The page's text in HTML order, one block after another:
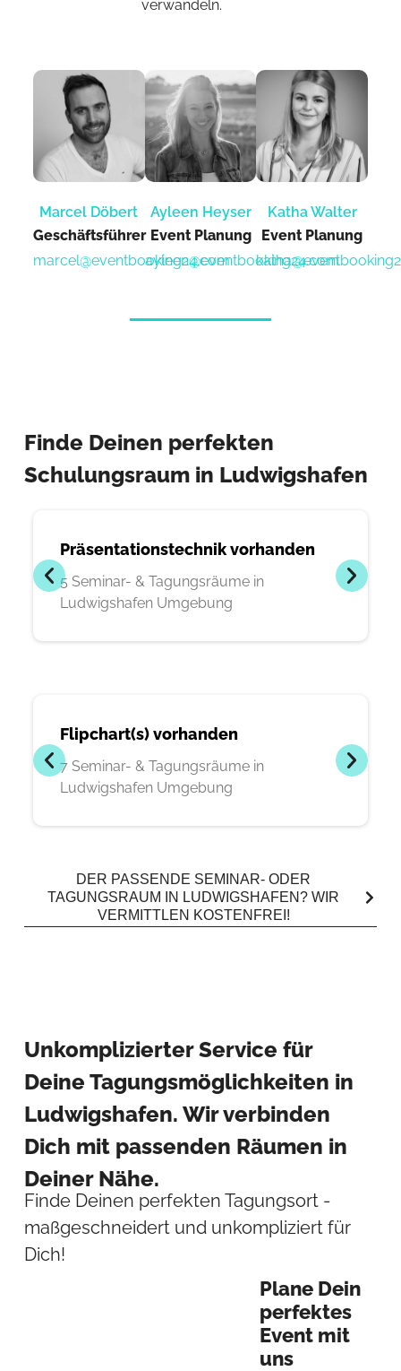
verwandeln.
Marcel Döbert
Geschäftsführer
marcel@eventbooking24.com
Ayleen Heyser
Event Planung​
ayleen@eventbooking24.com
Katha Walter
Event Planung​
Finde Deinen perfekten
Schulungsraum in Ludwigshafen
Präsentationstechnik vorhanden
5 Seminar- & Tagungsräume in
Ludwigshafen Umgebung
Flipchart(s) vorhanden
7 Seminar- & Tagungsräume in
Ludwigshafen Umgebung
DER PASSENDE SEMINAR- ODER
TAGUNGSRAUM IN LUDWIGSHAFEN? WIR
VERMITTLEN KOSTENFREI!
Unkomplizierter Service für
Deine Tagungsmöglichkeiten in
Ludwigshafen. Wir verbinden
Dich mit passenden Räumen in
Deiner Nähe.
Finde Deinen perfekten Tagungsort -
maßgeschneidert und unkompliziert für
Dich!
Plane Dein
perfektes
Event mit
uns